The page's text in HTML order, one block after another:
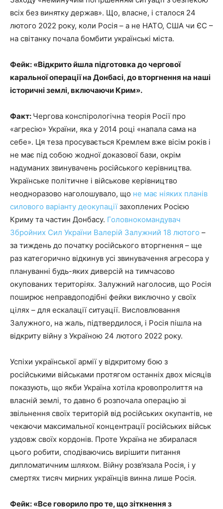
всіх без винятку держав». Що, власне, і сталося 24
лютого 2022 року, коли Росія – а не НАТО, США чи ЄС –
на світанку почала бомбити українські міста.
Фейк: «Відкрито йшла підготовка до чергової
каральної операції на Донбасі, до вторгнення на наші
історичні землі, включаючи Крим».
Факт: Чергова конспірологічна теорія Росії про
«агресію» України, яка у 2014 році «напала сама на
себе». Ця теза просувається Кремлем вже вісім років і
не має під собою жодної доказової бази, окрім
надуманих звинувачень російського керівництва.
Українське політичне і військове керівництво
неодноразово наголошувало, що не має ніяких планів
силового варіанту деокупації захоплених Росією
Криму та частин Донбасу. Головнокомандувач
Збройних Сил України Валерій Залужний 18 лютого –
за тиждень до початку російського вторгнення – ще
раз категорично відкинув усі звинувачення агресора у
плануванні будь-яких диверсій на тимчасово
окупованих територіях. Залужний наголосив, що Росія
поширює неправдоподібні фейки виключно у своїх
цілях – для ескалації ситуації. Висловлювання
Залужного, на жаль, підтвердилося, і Росія пішла на
відкриту війну з Україною 24 лютого 2022 року.
Успіхи української армії у відкритому бою з
російськими військами протягом останніх двох місяців
показують, що якби Україна хотіла кровопролиття на
власній землі, то давно б розпочала операцію зі
звільнення своїх територій від російських окупантів, не
чекаючи максимальної концентрації російських військ
уздовж своїх кордонів. Проте Україна не збиралася
цього робити, сподіваючись вирішити питання
дипломатичним шляхом. Війну розв’язала Росія, і у
смертях тисяч мирних українців винна лише Росія.
Фейк: «Все говорило про те, що зіткнення з